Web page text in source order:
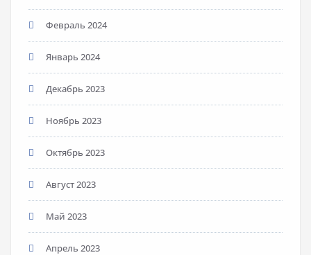
Февраль 2024
Январь 2024
Декабрь 2023
Ноябрь 2023
Октябрь 2023
Август 2023
Май 2023
Апрель 2023